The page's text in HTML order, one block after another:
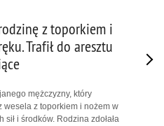
z toporkiem i
Trafił do aresztu
mężczyzny, który
wesela z toporkiem i nożem w
i środków. Rodzina zdołała